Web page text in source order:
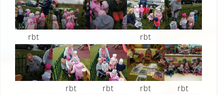
rbt rbt
rbt rbt rbt rbt